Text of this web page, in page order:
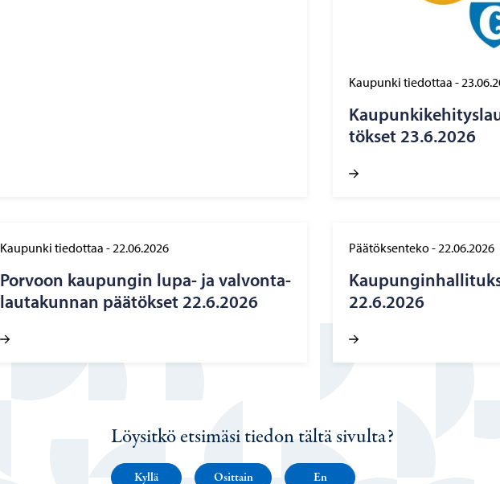
Kaupunki tiedottaa -
tök­set 23.6.2026
Kaupunki tiedottaa -22.06.2026
Por­voon kau­pun­gin lupa- ja val­von­ta­
lau­ta­kun­nan pää­tök­set 22.6.2026
Päätöksenteko-22.06.2026
22.6.2026
Löysitkö etsimäsi tiedon tältä sivulta?
Kyllä Osittain En